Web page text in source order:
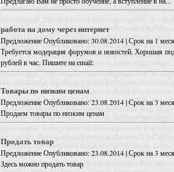
работа на дому через интернет
ПредложениеОпубликовано: 30.08.2014 | Срок на 1
Требуется модерация форумов и новостей. Хорошая
рублей в час. Пишите на email:
Товары по низким ценам
ПредложениеОпубликовано: 23.08.2014 | Срок на 3
Продаем товары по низким ценам
Продать товар
ПредложениеОпубликовано: 23.08.2014 | Срок на 3
Здесь можно продать товар